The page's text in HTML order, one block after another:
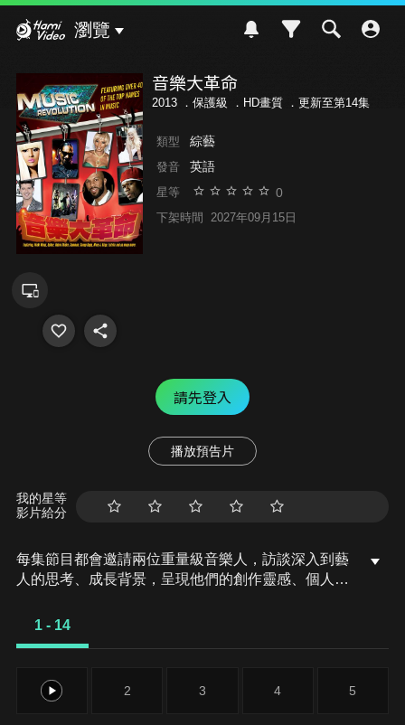
瀏覽
音樂大革命
2013 ． 保護級 ．HD畫質 ．更新至第14集
類型 綜藝
發音 英語
星等 0
下架時間 2027年09月15日
請先登入
播放預告片
我的星等
影片給分
每集節目都會邀請兩位重量級音樂人，訪談深入到藝
人的思考、成長背景，呈現他們的創作靈感、個人故
1 - 14
1 2 3 4 5